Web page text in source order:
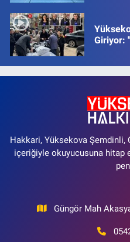
Giriyor:
Hakkari, Yüksekova Şemdinli,
içeriğiyle okuyucusuna hitap
Güngör Mah